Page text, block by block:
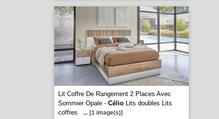
Lit Coffre De Rangement 2 Places Avec
Sommier Opale - CélioLits doubles Lits
coffres
... [1 image(s)]